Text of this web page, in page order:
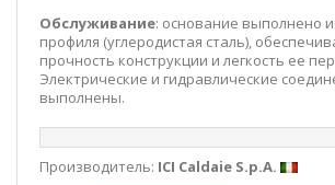
Обслуживание: основание выполнено
профиля (углеродистая сталь),
прочность конструкции и легкость ее
Электрические и гидравлические
выполнены.
Производитель: ICI Caldaie S.p.A.